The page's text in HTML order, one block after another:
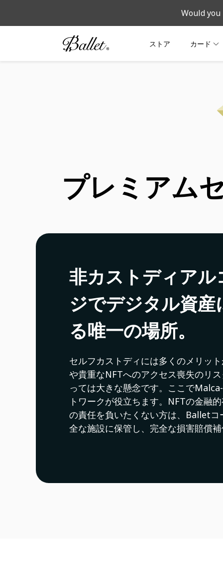
Would
ストア カード
プレミアム
非カストディア
ジでデジタル資
る唯一の場所。
セルフカストディには多くのメリッ
や貴重なNFTへのアクセス喪失のリ
っては大きな懸念です。ここで
トワークが役立ちます。NFTの金融
の責任を負いたくない方は、Ballet
全な施設に保管し、完全な損害賠償